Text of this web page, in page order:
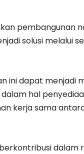
pembangunan
solusi melalui
ini dapat menjadi
hal
kerja sama antara
dalam